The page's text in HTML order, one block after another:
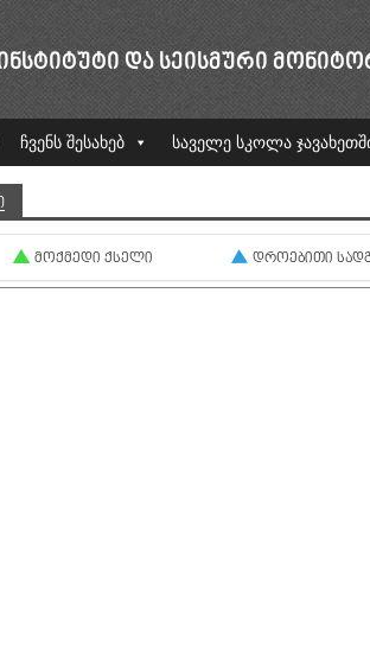
ᲓᲐ ᲡᲔᲘᲡᲛᲣᲠᲘ
ჩვენს შესახებ საველე სკოლა
ᲛᲝᲥᲛᲔᲓᲘ ᲥᲡᲔᲚᲘ ᲓᲠᲝᲔᲑᲘᲗᲘ